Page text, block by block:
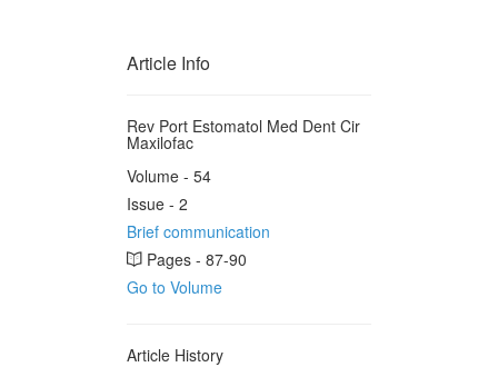
Article Info
Rev Port Estomatol Med Dent Cir
Maxilofac
Volume - 54
Issue - 2
Brief communication
Pages - 87-90
Go to Volume
Article History